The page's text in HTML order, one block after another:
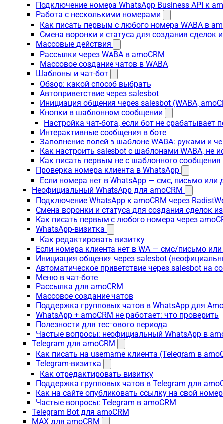
Подключение номера WhatsApp Business API к
Работа с несколькими номерами
Как писать первым с любого номера WABA в
Смена воронки и статуса для создания сделок
Массовые действия
Рассылки через WABA в amoCRM
Массовое создание чатов в WABA
Шаблоны и чат-бот
Обзор: какой способ выбрать
Автоприветствие через salesbot
Инициация общения через salesbot (WABA,
Кнопки в шаблонном сообщении
Настройка чат-бота, если бот не срабатывает
Интерактивные сообщения в боте
Заполнение полей в шаблоне WABA: руками и
Как настроить salesbot с шаблонами WABA, не
Как писать первым не с шаблонного сообщения
Проверка номера клиента в WhatsApp
Если номера нет в WhatsApp — смс, письмо или
Неофициальный WhatsApp для amoCRM
Подключение WhatsApp к amoCRM через
Смена воронки и статуса для создания сделок
Как писать первым с любого номера через
WhatsApp-визитка
Как редактировать визитку
Если номера клиента нет в WA — смс/письмо
Инициация общения через salesbot
Автоматическое приветствие через salesbot на
Меню в чат-боте
Рассылка для amoCRM
Массовое создание чатов
Поддержка групповых чатов в WhatsApp для
WhatsApp + amoCRM не работает: что проверить
Полезности для тестового периода
Частые вопросы: неофициальный WhatsApp в
Telegram для amoCRM
Как писать на username клиента (Telegram в
Telegram-визитка
Как отредактировать визитку
Поддержка групповых чатов в Telegram для
Как на сайте опубликовать ссылку на свой
Частые вопросы: Telegram в amoCRM
Telegram Bot для amoCRM
MAX для amoCRM